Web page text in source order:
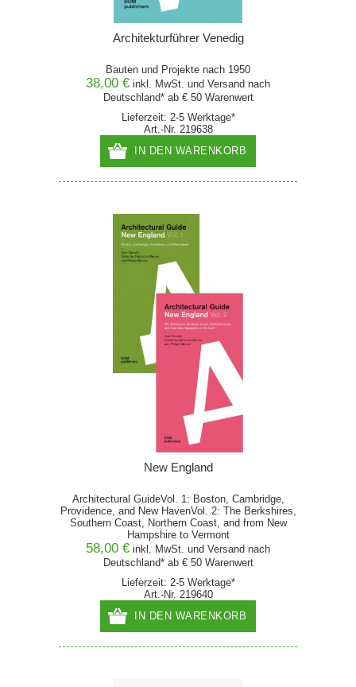
Architekturführer Venedig
Bauten und Projekte nach 1950
38,00 € inkl. MwSt. und Versand nach
Deutschland* ab € 50 Warenwert
Lieferzeit: 2-5 Werktage*
Art.-Nr. 219638
IN DEN WARENKORB
New England
Architectural GuideVol. 1: Boston, Cambridge,
Providence, and New HavenVol. 2: The Berkshires,
Southern Coast, Northern Coast, and from New
Hampshire to Vermont
58,00 € inkl. MwSt. und Versand nach
Deutschland* ab € 50 Warenwert
Lieferzeit: 2-5 Werktage*
Art.-Nr. 219640
IN DEN WARENKORB